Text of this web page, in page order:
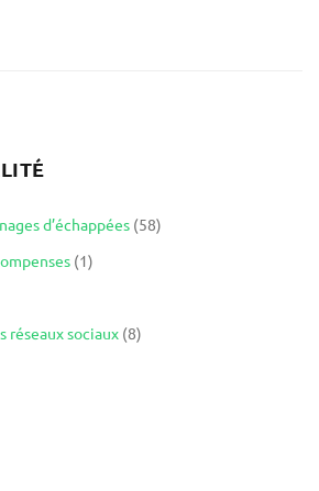
d’échappées (58)
(1)
réseaux sociaux (8)